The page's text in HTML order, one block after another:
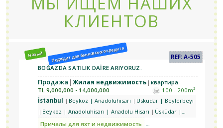
КЛИЕНТОВ
Новый Подходит для банковского кредита
BOĞAZDA SATILIK DAİRE ARIYORUZ.
Продажа Жилая недвижимость квартира
REF: A-505
TL 9,000,000 - 14,000,000
100 - 200m²
İstanbul
Beykoz | Anadoluhisarı
Üsküdar | Beylerbeyi
Beykoz | Anadoluhisarı | Anadolu Hisarı
Üsküdar |
Kandilli
Üsküdar | Beylerbeyi
Üsküdar | Çengelköy |
Причалы для яхт и недвижимость С гарантированным